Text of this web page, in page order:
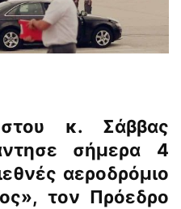
κ. Σάββας
σήμερα 4
αεροδρόμιο
τον Πρόεδρο